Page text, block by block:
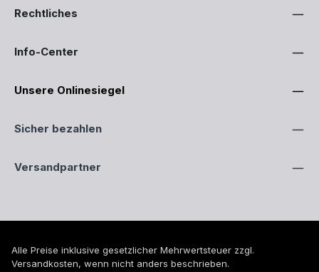
Rechtliches
Info-Center
Unsere Onlinesiegel
Sicher bezahlen
Versandpartner
Alle Preise inklusive gesetzlicher Mehrwertsteuer zzgl.
Versandkosten, wenn nicht anders beschrieben.